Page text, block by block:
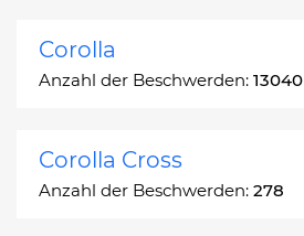
Corolla
Anzahl der Beschwerden: 13040
Corolla Cross
Anzahl der Beschwerden: 278